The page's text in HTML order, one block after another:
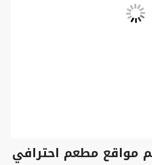
مواقع مطعم احترافي